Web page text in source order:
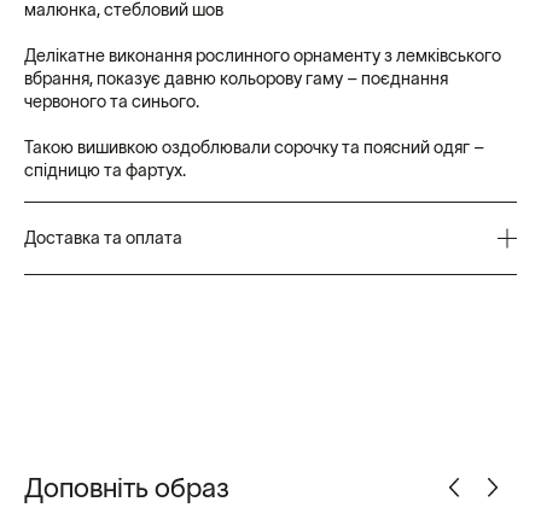
малюнка, стебловий шов
Делікатне виконання рослинного орнаменту з лемківського
вбрання, показує давню кольорову гаму – поєднання
червоного та синього.
Такою вишивкою оздоблювали сорочку та поясний одяг –
спідницю та фартух.
Доставка та оплата
Післяплата («Нова пошта»), Готівкою (при доставці кур'єром
по Києву)
Доповніть образ